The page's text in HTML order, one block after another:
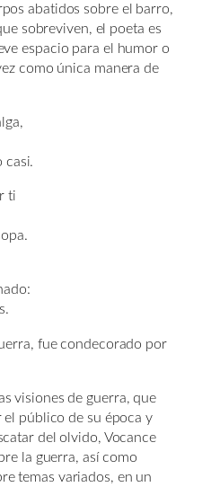
abatidos sobre el barro,
sobreviven, el poeta es
espacio para el humor o
como única manera de
casi.
ti
fue condecorado por
visiones de guerra, que
público de su época y
del olvido, Vocance
la guerra, así como
temas variados, en un